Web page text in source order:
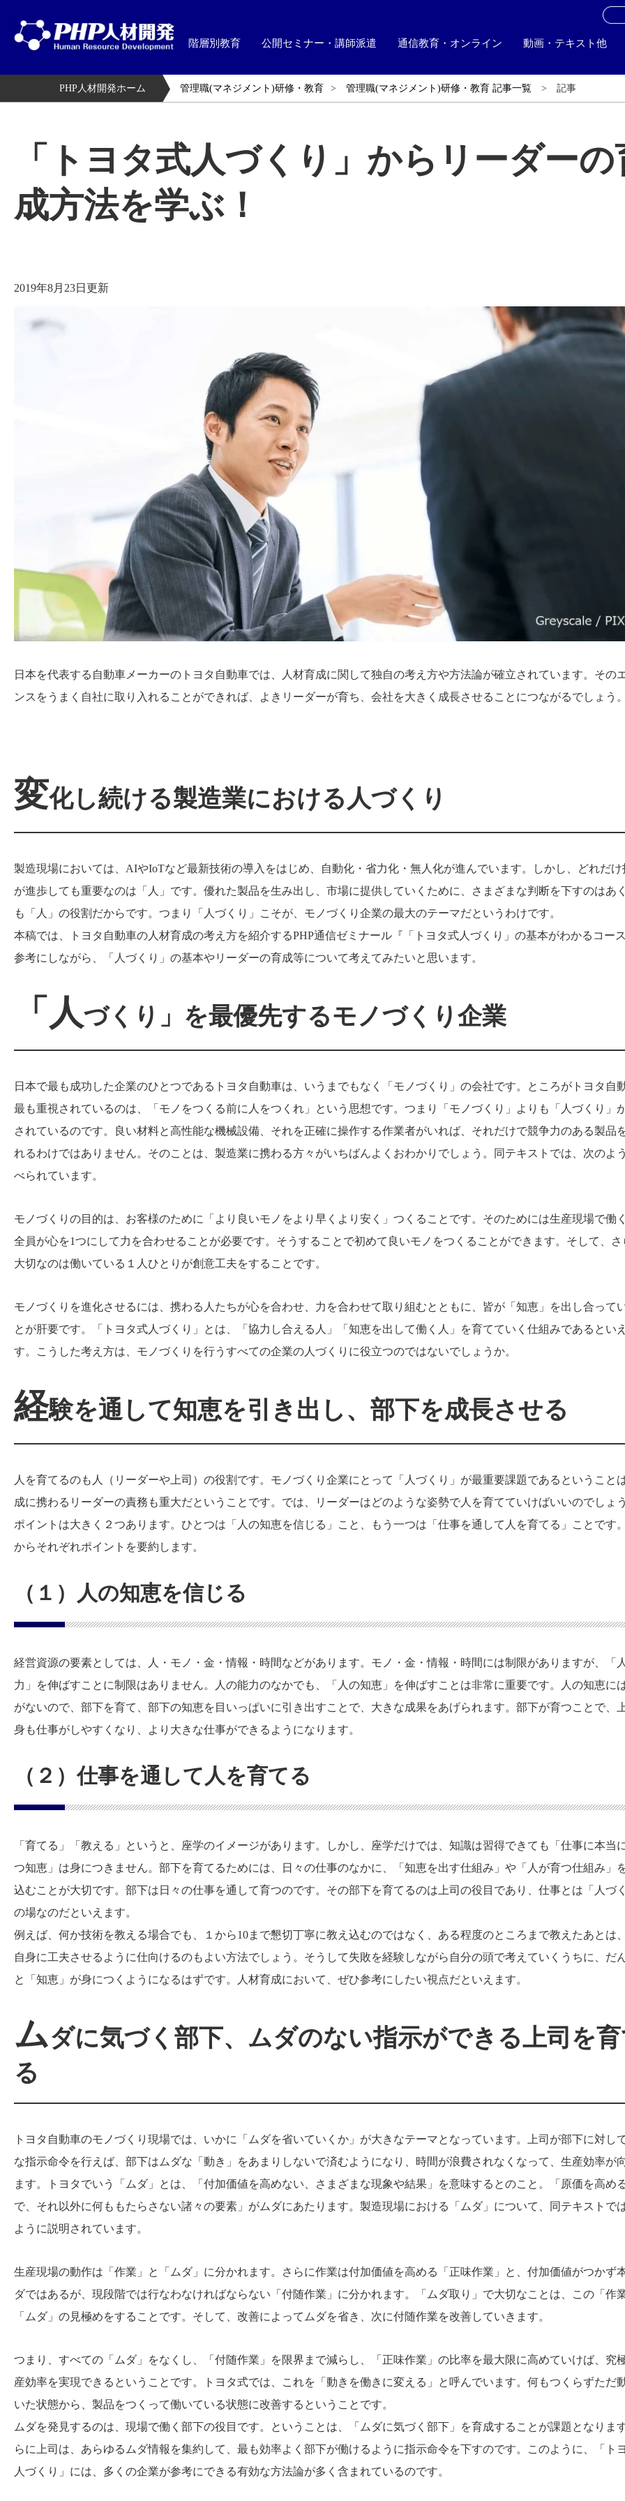
階層別教育 公開セミナー・講師派遣 通信教育・オンライン 動画・テキスト他
PHP人材開発ホーム 管理職(マネジメント)研修・教育 管理職(マネジメント)研修・教育 記事一覧 記事
「トヨタ式人づくり」からリーダーの
成方法を学ぶ！
2019年8月23日更新
日本を代表する自動車メーカーのトヨタ自動車では、人材育成に関して独自の考え方や方法論が確立されています。その
ンスをうまく自社に取り入れることができれば、よきリーダーが育ち、会社を大きく成長させることにつながるでしょう。
変化し続ける製造業における人づくり
製造現場においては、AIやIoTなど最新技術の導入をはじめ、自動化・省力化・無人化が進んでいます。しかし、どれだけ
が進歩しても重要なのは「人」です。優れた製品を生み出し、市場に提供していくために、さまざまな判断を下すのはあ
も「人」の役割だからです。つまり「人づくり」こそが、モノづくり企業の最大のテーマだというわけです。
本稿では、トヨタ自動車の人材育成の考え方を紹介するPHP通信ゼミナール『「トヨタ式人づくり」の基本がわかるコー
参考にしながら、「人づくり」の基本やリーダーの育成等について考えてみたいと思います。
「人づくり」を最優先するモノづくり企業
日本で最も成功した企業のひとつであるトヨタ自動車は、いうまでもなく「モノづくり」の会社です。ところがトヨタ自
最も重視されているのは、「モノをつくる前に人をつくれ」という思想です。つまり「モノづくり」よりも「人づくり」
されているのです。良い材料と高性能な機械設備、それを正確に操作する作業者がいれば、それだけで競争力のある製品
れるわけではありません。そのことは、製造業に携わる方々がいちばんよくおわかりでしょう。同テキストでは、次のよ
べられています。
モノづくりの目的は、お客様のために「より良いモノをより早くより安く」つくることです。そのためには生産現場で働
全員が心を1つにして力を合わせることが必要です。そうすることで初めて良いモノをつくることができます。そして、さ
大切なのは働いている１人ひとりが創意工夫をすることです。
モノづくりを進化させるには、携わる人たちが心を合わせ、力を合わせて取り組むとともに、皆が「知恵」を出し合って
とが肝要です。「トヨタ式人づくり」とは、「協力し合える人」「知恵を出して働く人」を育てていく仕組みであるとい
す。こうした考え方は、モノづくりを行うすべての企業の人づくりに役立つのではないでしょうか。
経験を通して知恵を引き出し、部下を成長させる
人を育てるのも人（リーダーや上司）の役割です。モノづくり企業にとって「人づくり」が最重要課題であるということ
成に携わるリーダーの責務も重大だということです。では、リーダーはどのような姿勢で人を育てていけばいいのでしょう
ポイントは大きく２つあります。ひとつは「人の知恵を信じる」こと、もう一つは「仕事を通して人を育てる」ことです
からそれぞれポイントを要約します。
（１）人の知恵を信じる
経営資源の要素としては、人・モノ・金・情報・時間などがあります。モノ・金・情報・時間には制限がありますが、「
力」を伸ばすことに制限はありません。人の能力のなかでも、「人の知恵」を伸ばすことは非常に重要です。人の知恵に
がないので、部下を育て、部下の知恵を目いっぱいに引き出すことで、大きな成果をあげられます。部下が育つことで、
身も仕事がしやすくなり、より大きな仕事ができるようになります。
（２）仕事を通して人を育てる
「育てる」「教える」というと、座学のイメージがあります。しかし、座学だけでは、知識は習得できても「仕事に本当
つ知恵」は身につきません。部下を育てるためには、日々の仕事のなかに、「知恵を出す仕組み」や「人が育つ仕組み」
込むことが大切です。部下は日々の仕事を通して育つのです。その部下を育てるのは上司の役目であり、仕事とは「人づく
の場なのだといえます。
例えば、何か技術を教える場合でも、１から10まで懇切丁寧に教え込むのではなく、ある程度のところまで教えたあとは
自身に工夫させるように仕向けるのもよい方法でしょう。そうして失敗を経験しながら自分の頭で考えていくうちに、だ
と「知恵」が身につくようになるはずです。人材育成において、ぜひ参考にしたい視点だといえます。
ムダに気づく部下、ムダのない指示ができる上司を育
る
トヨタ自動車のモノづくり現場では、いかに「ムダを省いていくか」が大きなテーマとなっています。上司が部下に対し
な指示命令を行えば、部下はムダな「動き」をあまりしないで済むようになり、時間が浪費されなくなって、生産効率が
ます。トヨタでいう「ムダ」とは、「付加価値を高めない、さまざまな現象や結果」を意味するとのこと。「原価を高め
で、それ以外に何ももたらさない諸々の要素」がムダにあたります。製造現場における「ムダ」について、同テキストで
ように説明されています。
生産現場の動作は「作業」と「ムダ」に分かれます。さらに作業は付加価値を高める「正味作業」と、付加価値がつかず
ダではあるが、現段階では行なわなければならない「付随作業」に分かれます。「ムダ取り」で大切なことは、この「作
「ムダ」の見極めをすることです。そして、改善によってムダを省き、次に付随作業を改善していきます。
つまり、すべての「ムダ」をなくし、「付随作業」を限界まで減らし、「正味作業」の比率を最大限に高めていけば、究
産効率を実現できるということです。トヨタ式では、これを「動きを働きに変える」と呼んでいます。何もつくらずただ
いた状態から、製品をつくって働いている状態に改善するということです。
ムダを発見するのは、現場で働く部下の役目です。ということは、「ムダに気づく部下」を育成することが課題となりま
らに上司は、あらゆるムダ情報を集約して、最も効率よく部下が働けるように指示命令を下すのです。このように、「ト
人づくり」には、多くの企業が参考にできる有効な方法論が多く含まれているのです。